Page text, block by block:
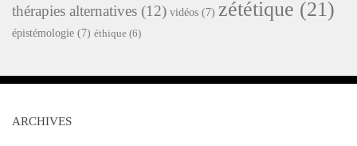
thérapies alternatives (12) vidéos (7) zététique (21)
épistémologie (7) éthique (6)
ARCHIVES